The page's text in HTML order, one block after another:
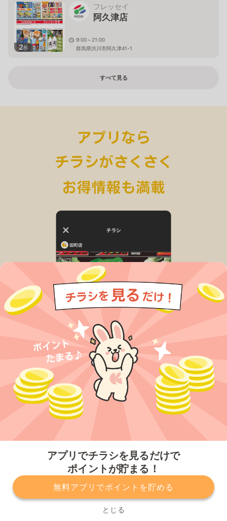
アプリでチラシを見るだけで
ポイントが貯まる！
無料アプリでポイントを貯める
とじる
2枚
フレッセイ
阿久津店
9:00～21:00
群馬県渋川市阿久津41-1
すべて見る
プライバシーポリシー 利用規約
運営会社
サービスに関してのお問い合わせ